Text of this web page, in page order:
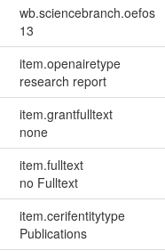
wb.sciencebranch.oefos
13
item.openairetype
research report
item.grantfulltext
none
item.fulltext
no Fulltext
item.cerifentitytype
Publications